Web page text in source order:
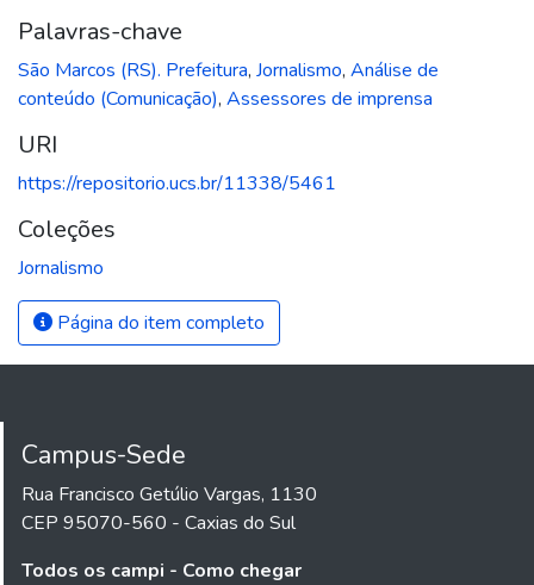
Palavras-chave
São Marcos (RS). Prefeitura, Jornalismo, Análise de
conteúdo (Comunicação), Assessores de imprensa
URI
https://repositorio.ucs.br/11338/5461
Coleções
Jornalismo
Página do item completo
Campus-Sede
Rua Francisco Getúlio Vargas, 1130
CEP 95070-560 - Caxias do Sul
Todos os campi - Como chegar